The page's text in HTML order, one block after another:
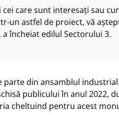
cei care sunt interesați sau
un astfel de proiect, vă
a încheiat edilul Sectorului 3.
parte din ansamblul
publicului în anul 2022,
cheltuind pentru acest